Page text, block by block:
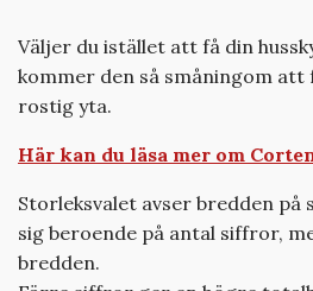
Väljer du istället att få din
kommer den så småningom att
rostig yta.
Här kan du läsa mer om
Storleksvalet avser bredden på
sig beroende på antal siffror,
bredden.